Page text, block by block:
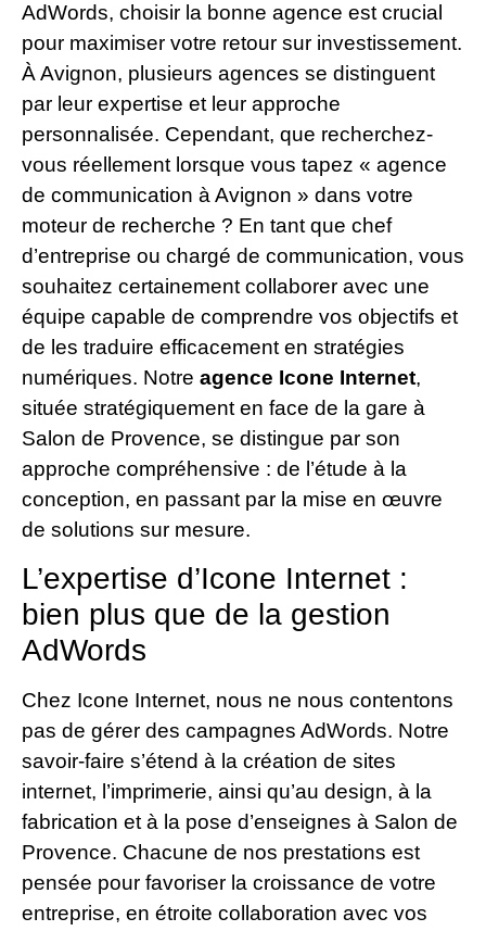
AdWords, choisir la bonne agence est crucial
pour maximiser votre retour sur investissement.
À Avignon, plusieurs agences se distinguent
par leur expertise et leur approche
personnalisée. Cependant, que recherchez-
vous réellement lorsque vous tapez « agence
de communication à Avignon » dans votre
moteur de recherche ? En tant que chef
d’entreprise ou chargé de communication, vous
souhaitez certainement collaborer avec une
équipe capable de comprendre vos objectifs et
de les traduire efficacement en stratégies
numériques. Notre agence Icone Internet,
située stratégiquement en face de la gare à
Salon de Provence, se distingue par son
approche compréhensive : de l’étude à la
conception, en passant par la mise en œuvre
de solutions sur mesure.
L’expertise d’Icone Internet :
bien plus que de la gestion
AdWords
Chez Icone Internet, nous ne nous contentons
pas de gérer des campagnes AdWords. Notre
savoir-faire s’étend à la création de sites
internet, l’imprimerie, ainsi qu’au design, à la
fabrication et à la pose d’enseignes à Salon de
Provence. Chacune de nos prestations est
pensée pour favoriser la croissance de votre
entreprise, en étroite collaboration avec vos